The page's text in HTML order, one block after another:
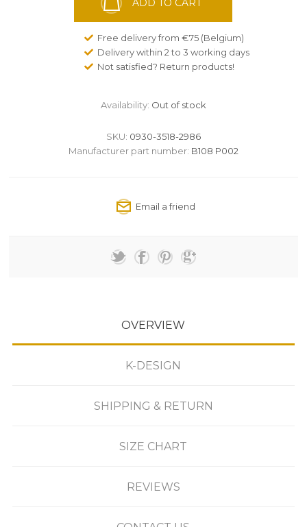
ADD TO CART
Free delivery from €75 (Belgium)
Delivery within 2 to 3 working days
Not satisfied? Return products!
Availability: Out of stock
SKU: 0930-3518-2986
Manufacturer part number: B108 P002
OVERVIEW
K-DESIGN
SHIPPING & RETURN
SIZE CHART
REVIEWS